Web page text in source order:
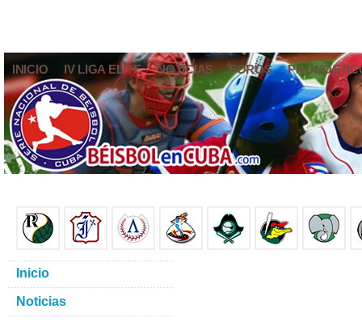
INICIO IV LIGA ELITE NOTICIAS FOROS
Inicio
Noticias